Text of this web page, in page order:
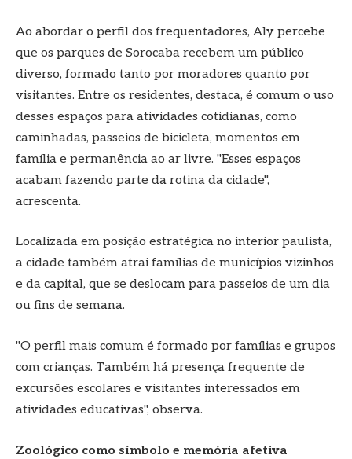
Ao abordar o perfil dos frequentadores, Aly percebe
que os parques de Sorocaba recebem um público
diverso, formado tanto por moradores quanto por
visitantes. Entre os residentes, destaca, é comum o uso
desses espaços para atividades cotidianas, como
caminhadas, passeios de bicicleta, momentos em
família e permanência ao ar livre. "Esses espaços
acabam fazendo parte da rotina da cidade",
acrescenta.
Localizada em posição estratégica no interior paulista,
a cidade também atrai famílias de municípios vizinhos
e da capital, que se deslocam para passeios de um dia
ou fins de semana.
"O perfil mais comum é formado por famílias e grupos
com crianças. Também há presença frequente de
excursões escolares e visitantes interessados em
atividades educativas", observa.
Zoológico como símbolo e memória afetiva